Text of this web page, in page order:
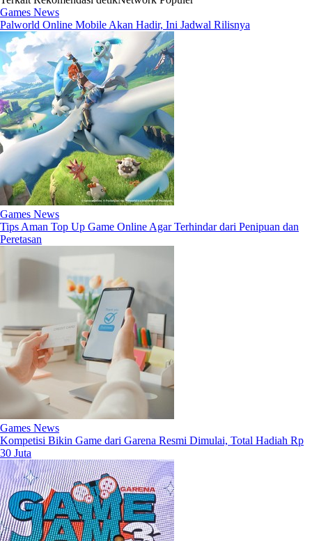
Games News
Palworld Online Mobile Akan Hadir, Ini Jadwal Rilisnya
Games News
Tips Aman Top Up Game Online Agar Terhindar dari Penipuan dan
Peretasan
Games News
Kompetisi Bikin Game dari Garena Resmi Dimulai, Total Hadiah Rp
30 Juta